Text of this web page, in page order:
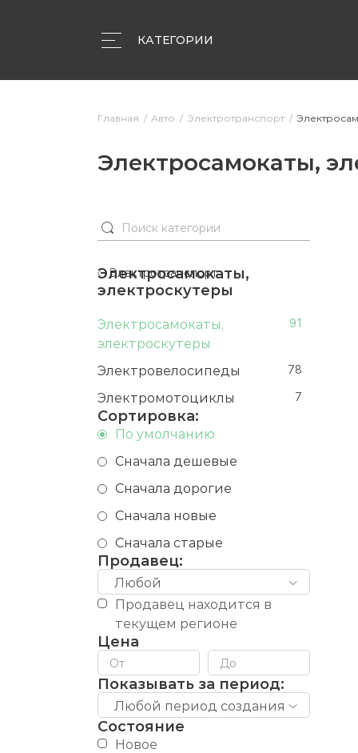
КАТЕГОРИИ
Главная Авто Электротранспорт
Электросамокаты,
Электротранспорт
Электросамокаты,
электроскутеры
Электросамокаты,
электроскутеры
91
Электровелосипеды 78
Электромотоциклы 7
Сортировка:
По умолчанию
Сначала дешевые
Сначала дорогие
Сначала новые
Сначала старые
Продавец:
Любой
Продавец находится в
текущем регионе
Цена
Показывать за период:
Любой период создания
Состояние
новое
Объявления Компании Статьи